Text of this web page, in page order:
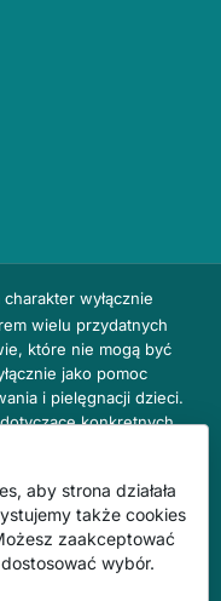
charakter wyłącznie
wielu przydatnych
które nie mogą być
jako pomoc
i pielęgnacji dzieci.
konkretnych
z prowadzącym
specjalistą w danej
za treść reklam,
prawnych ani
wyniknąć na skutek
konsultacji
aby strona działała
także cookies
zaakceptować
wybór.